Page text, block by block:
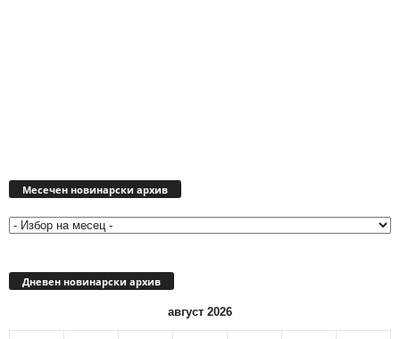
Месечен новинарски архив
Дневен новинарски архив
август 2026